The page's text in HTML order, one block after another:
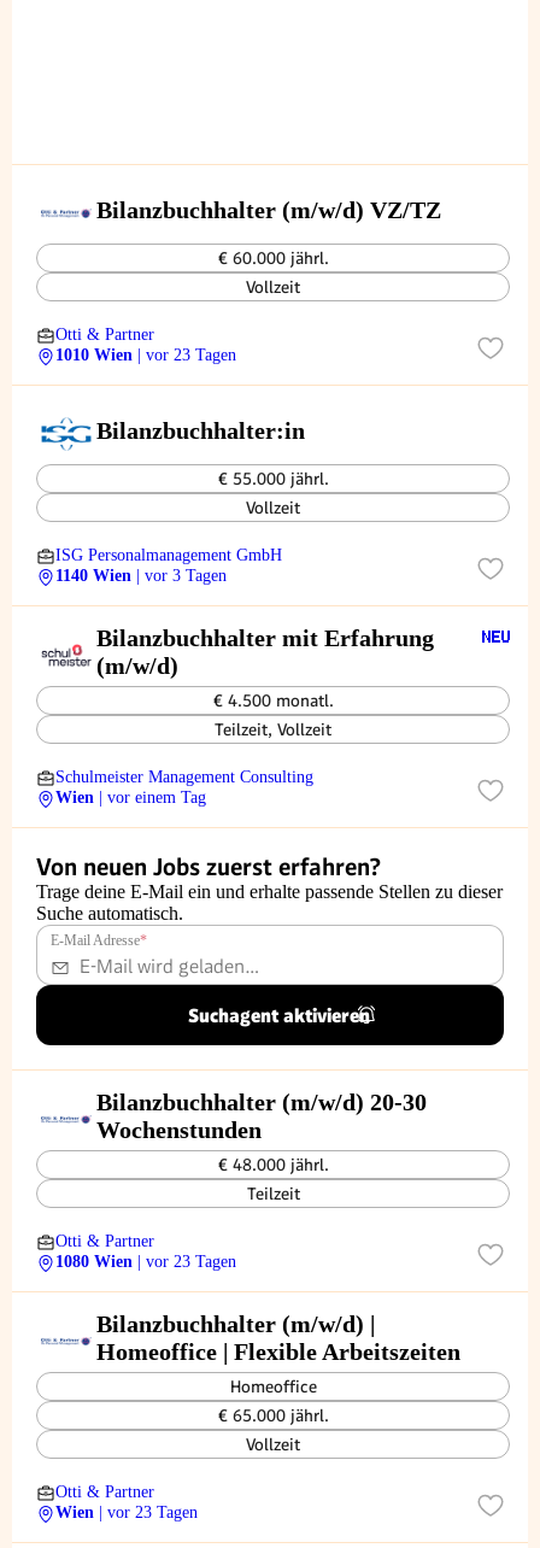
Bilanzbuchhalter (m/w/d) VZ/TZ
€ 60.000 jährl.
Vollzeit
Otti & Partner
1010 Wien
| vor 23 Tagen
Bilanzbuchhalter:in
€ 55.000 jährl.
Vollzeit
ISG Personalmanagement GmbH
1140 Wien
| vor 3 Tagen
Bilanzbuchhalter mit Erfahrung
(m/w/d)
€ 4.500 monatl.
Teilzeit, Vollzeit
Schulmeister Management Consulting
Wien
| vor einem Tag
Von neuen Jobs zuerst erfahren?
Trage deine E-Mail ein und erhalte passende Stellen zu dieser
Suche automatisch.
E-Mail Adresse*
Suchagent aktivieren
Bilanzbuchhalter (m/w/d) 20-30
Wochenstunden
€ 48.000 jährl.
Teilzeit
Otti & Partner
1080 Wien
| vor 23 Tagen
Bilanzbuchhalter (m/w/d) |
Homeoffice | Flexible Arbeitszeiten
Homeoffice
€ 65.000 jährl.
Vollzeit
Otti & Partner
Wien
| vor 23 Tagen